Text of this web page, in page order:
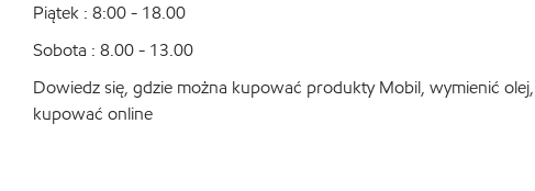
Piątek : 8:00 - 18.00
Sobota : 8.00 - 13.00
Dowiedz się, gdzie można kupować produkty Mobil, wymienić
kupować online